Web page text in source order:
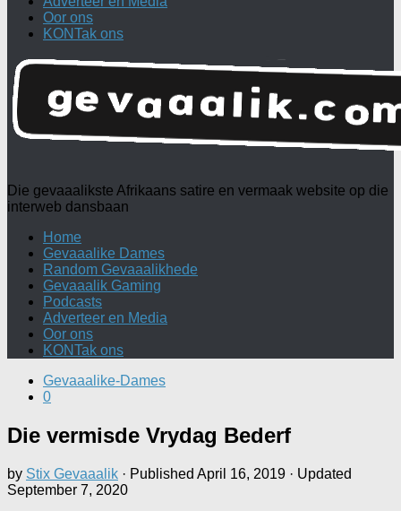
Oor ons
KONTak ons
Die gevaaalikste Afrikaans satire en vermaak website op die
interweb dansbaan
Home
Gevaaalike Dames
Random Gevaaalikhede
Gevaaalik Gaming
Podcasts
Adverteer en Media
Oor ons
KONTak ons
Gevaaalike-Dames
0
Die vermisde Vrydag Bederf
by Stix Gevaaalik · Published April 16, 2019 · Updated
September 7, 2020